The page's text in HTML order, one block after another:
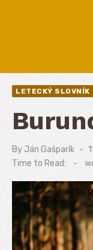
LETECKÝ SLOVNÍK
By Ján Gašparík
Time to Read:
-